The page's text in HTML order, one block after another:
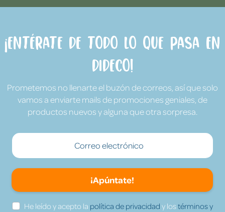
¡Entérate de todo lo que pasa en
Dideco!
Prometemos no llenarte el buzón de correos, así que solo
vamos a enviarte mails de promociones geniales, de
productos nuevos y alguna que otra sorpresa.
¡Apúntate!
He leído y acepto la política de privacidad y lostérminos y